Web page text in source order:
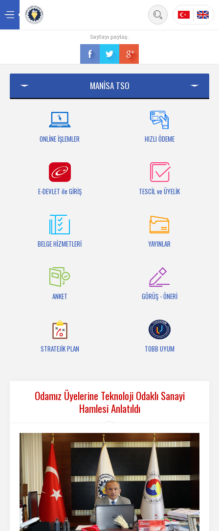
Üyelik
Bilgi Bankası
Sayfayı paylaş :
MANİSA TSO
ONLİNE İŞLEMLER HIZLI ÖDEME
E-DEVLET ile GİRİŞ TESCİL ve ÜYELİK
BELGE HİZMETLERİ YAYINLAR
ANKET GÖRÜŞ - ÖNERİ
STRATEJİK PLAN TOBB UYUM
Odamız Üyelerine Teknoloji Odaklı Sanayi
Hamlesi Anlatıldı